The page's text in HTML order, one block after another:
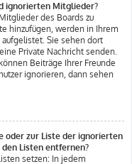
ignorierten Mitglieder?
des Boards zu
hinzufügen, werden in Ihrem
Sie sehen dort
Private Nachricht senden.
Beiträge Ihrer Freunde
ignorieren, dann sehen
oder zur Liste der ignorierten
Listen entfernen?
setzen: In jedem